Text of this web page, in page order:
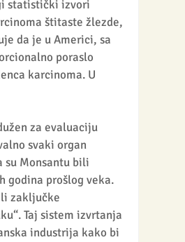
statistički izvori
štitaste žlezde,
da je u Americi, sa
poraslo
karcinoma. U
za evaluaciju
svaki organ
Monsantu bili
godina prošlog veka.
zaključke
Taj sistem izvrtanja
industrija kako bi